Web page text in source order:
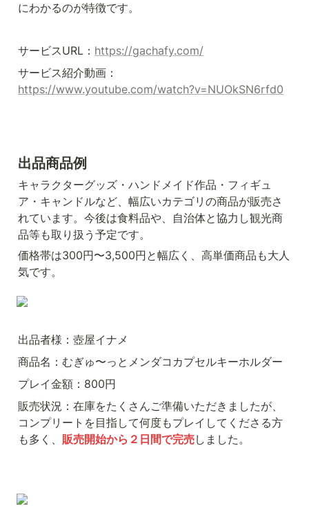
にわかるのが特徴です。
サービスURL： https://gachafy.com/
サービス紹介動画：
https://www.youtube.com/watch?v=NUOkSN6rfd0
出品商品例
キャラクターグッズ・ハンドメイド作品・フィギュ
ア・キャンドルなど、幅広いカテゴリの商品が販売さ
れています。今後は食料品や、自治体と協力し観光商
品等も取り扱う予定です。
価格帯は300円〜3,500円と幅広く、高単価商品も大人
気です。
出品者様：壺屋イナメ
商品名：むぎゅ〜っとメンダコカプセルキーホルダー
プレイ金額：800円
販売状況：在庫をたくさんご準備いただきましたが、
コンプリートを目指して何度もプレイしてくださる方
も多く、 販売開始から２日間で完売しました。